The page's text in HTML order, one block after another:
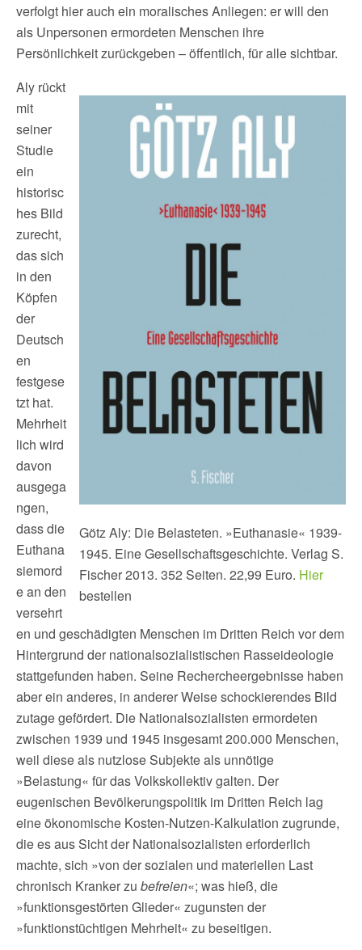
verfolgt hier auch ein moralisches Anliegen: er will den
als Unpersonen ermordeten Menschen ihre
Persönlichkeit zurückgeben – öffentlich, für alle sichtbar.
Götz Aly: Die Belasteten. »Euthanasie« 1939-
1945. Eine Gesellschaftsgeschichte. Verlag S.
Fischer 2013. 352 Seiten. 22,99 Euro. Hier
bestellen
Aly rückt
mit
seiner
Studie
ein
historisc
hes Bild
zurecht,
das sich
in den
Köpfen
der
Deutsch
en
festgese
tzt hat.
Mehrheit
lich wird
davon
ausgega
ngen,
dass die
Euthana
siemord
e an den
versehrt
en und geschädigten Menschen im Dritten Reich vor dem
Hintergrund der nationalsozialistischen Rasseideologie
stattgefunden haben. Seine Rechercheergebnisse haben
aber ein anderes, in anderer Weise schockierendes Bild
zutage gefördert. Die Nationalsozialisten ermordeten
zwischen 1939 und 1945 insgesamt 200.000 Menschen,
weil diese als nutzlose Subjekte als unnötige
»Belastung« für das Volkskollektiv galten. Der
eugenischen Bevölkerungspolitik im Dritten Reich lag
eine ökonomische Kosten-Nutzen-Kalkulation zugrunde,
die es aus Sicht der Nationalsozialisten erforderlich
machte, sich »von der sozialen und materiellen Last
chronisch Kranker zu befreien«; was hieß, die
»funktionsgestörten Glieder« zugunsten der
»funktionstüchtigen Mehrheit« zu beseitigen.